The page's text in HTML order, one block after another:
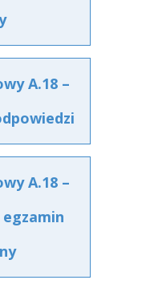
A.18 –
A.18 –
egzamin